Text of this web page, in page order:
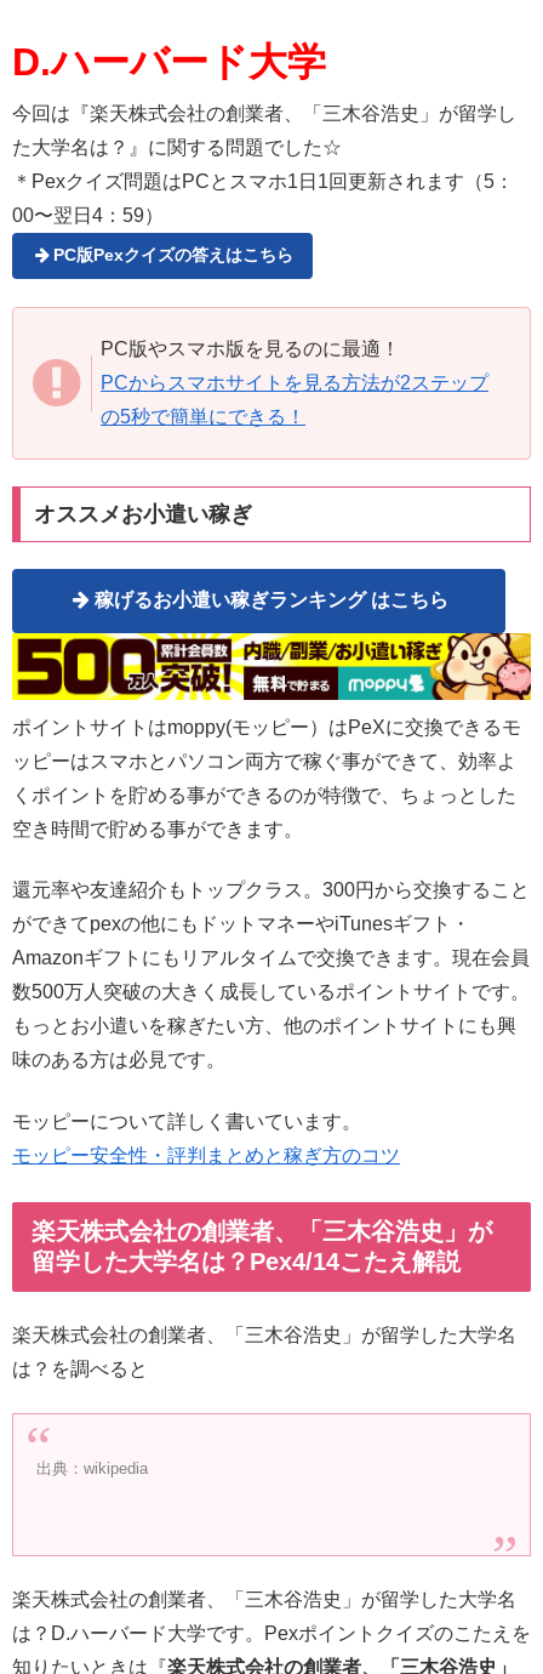
D.ハーバード大学
今回は『楽天株式会社の創業者、「三木谷浩史」が留学し
た大学名は？』に関する問題でした☆
＊Pexクイズ問題はPCとスマホ1日1回更新されます（5：
00〜翌日4：59）
PC版Pexクイズの答えはこちら
PC版やスマホ版を見るのに最適！
PCからスマホサイトを見る方法が2ステップ
の5秒で簡単にできる！
オススメお小遣い稼ぎ
稼げるお小遣い稼ぎランキング はこちら
ポイントサイトはmoppy(モッピー）はPeXに交換できるモ
ッピーはスマホとパソコン両方で稼ぐ事ができて、効率よ
くポイントを貯める事ができるのが特徴で、ちょっとした
空き時間で貯める事ができます。
還元率や友達紹介もトップクラス。300円から交換すること
ができてpexの他にもドットマネーやiTunesギフト・
Amazonギフトにもリアルタイムで交換できます。現在会員
数500万人突破の大きく成長しているポイントサイトです。
もっとお小遣いを稼ぎたい方、他のポイントサイトにも興
味のある方は必見です。
モッピーについて詳しく書いています。
モッピー安全性・評判まとめと稼ぎ方のコツ
楽天株式会社の創業者、「三木谷浩史」が
留学した大学名は？Pex4/14こたえ解説
楽天株式会社の創業者、「三木谷浩史」が留学した大学名
は？を調べると
出典：wikipedia
楽天株式会社の創業者、「三木谷浩史」が留学した大学名
は？D.ハーバード大学です。Pexポイントクイズのこたえを
知りたいときは『楽天株式会社の創業者、「三木谷浩史」